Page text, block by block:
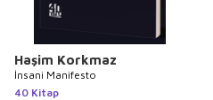
Haşim Korkmaz
İnsani Manifesto
40 Kitap